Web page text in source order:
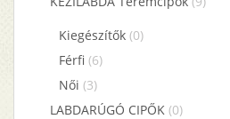
Kiegészítők (0)
Férfi (6)
Női (3)
LABDARÚGÓ CIPŐK (0)